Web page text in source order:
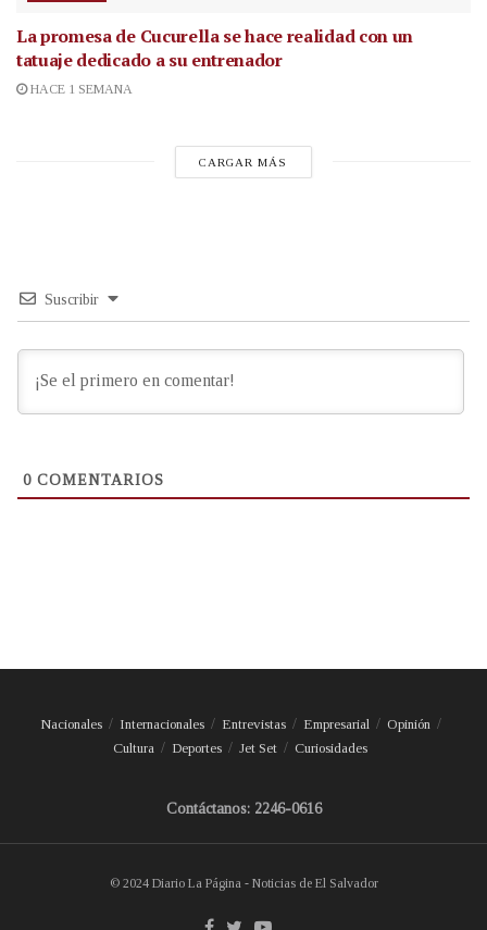
La promesa de Cucurella se hace realidad con un
tatuaje dedicado a su entrenador
HACE 1 SEMANA
CARGAR MÁS
Suscribir
0 COMENTARIOS
Nacionales Internacionales Entrevistas Empresarial
Opinión
Cultura
Deportes Jet Set Curiosidades
Contáctanos: 2246-0616
© 2024 Diario La Página - Noticias de El Salvador